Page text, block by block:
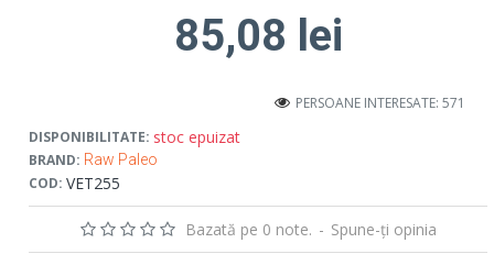
DISPONIBILITATE: stoc epuizat
BRAND: Raw Paleo
COD: VET255
PERSOANE INTERESATE: 571
Bazată pe 0 note. - Spune-ţi opinia
85,08 lei